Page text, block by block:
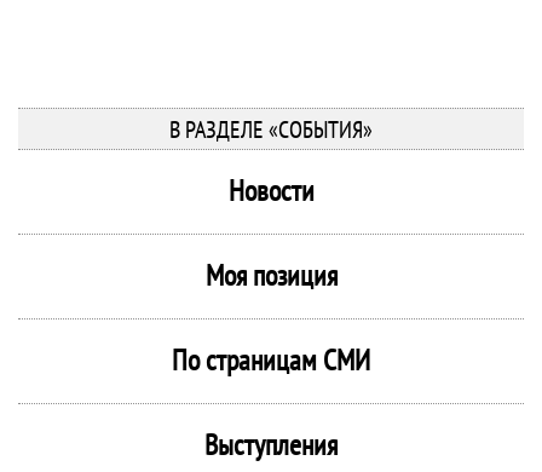
В РАЗДЕЛЕ «СОБЫТИЯ»
Новости
Моя позиция
По страницам СМИ
Выступления